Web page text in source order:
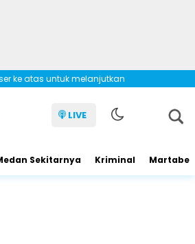
ke atas untuk melanjutkan
LIVE
Sekitarnya Kriminal Martabe